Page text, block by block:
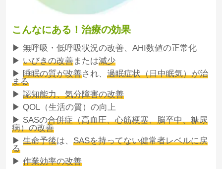
こんなにある！治療の効果
▶ 無呼吸・低呼吸状況の改善、AHI数値の正常化
▶ いびきの改善または減少
▶ 睡眠の質が改善され、 過眠症状（日中眠気）が治
まる
▶ 認知能力、気分障害の改善
▶ QOL（生活の質）の向上
▶ SASの合併症（高血圧、心筋梗塞、脳卒中、糖尿
病）の改善
▶ 生命予後は、 SASを持ってない健常者レベルに戻
る
▶ 作業効率の改善